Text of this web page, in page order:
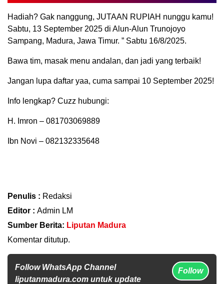
Hadiah? Gak nanggung, JUTAAN RUPIAH nunggu kamu!
Sabtu, 13 September 2025 di Alun-Alun Trunojoyo
Sampang, Madura, Jawa Timur. ” Sabtu 16/8/2025.
Bawa tim, masak menu andalan, dan jadi yang terbaik!
Jangan lupa daftar yaa, cuma sampai 10 September 2025!
Info lengkap? Cuzz hubungi:
H. Imron – 081703069889
Ibn Novi – 082132335648
Penulis : Redaksi
Editor : Admin LM
Sumber Berita: Liputan Madura
Komentar ditutup.
Follow WhatsApp Channel
liputanmadura.com untuk update
Follow